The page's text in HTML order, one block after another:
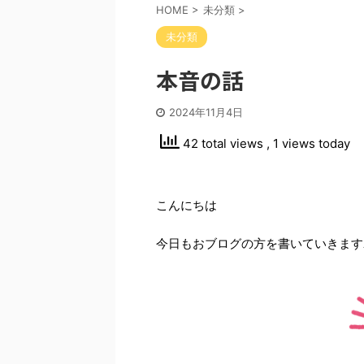
HOME > 未分類 >
未分類
本音の話
2024年11月4日
42 total views , 1 views today
こんにちは
今日もおブログの方を書いていきま